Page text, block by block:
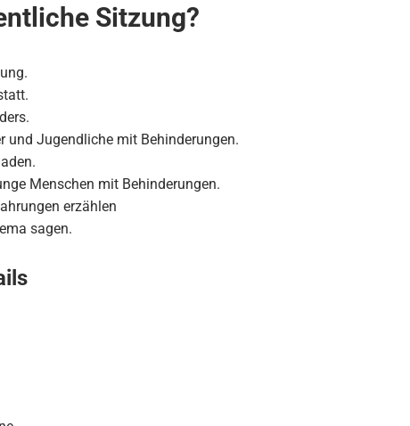
Sitzung?
und Jugendliche mit Behinderungen.
Menschen mit Behinderungen.
erzählen
sagen.